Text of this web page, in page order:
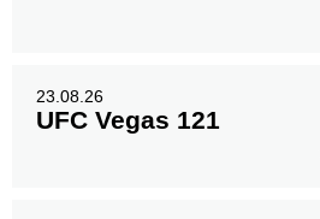
23.08.26
UFC Vegas 121